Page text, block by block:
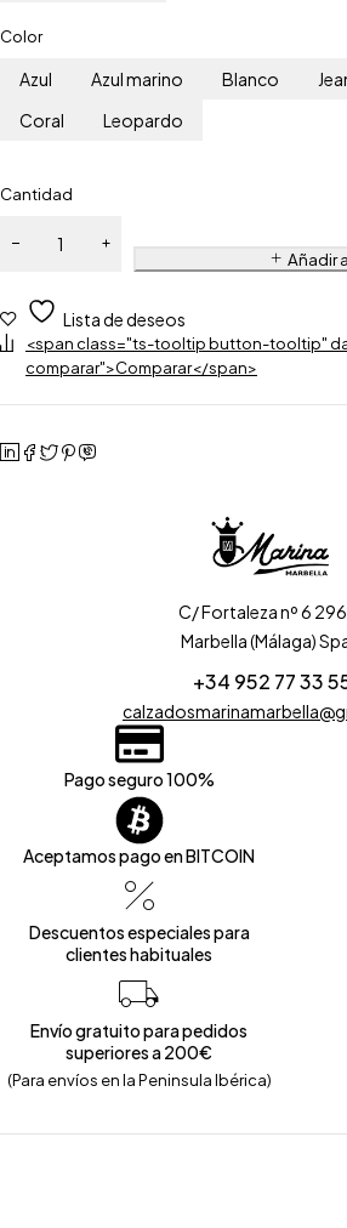
Color
Azul Azul marino Blanco
Coral
Leopardo
Cantidad
Añadir
Lista de deseos
<span class="ts-tooltip button-tooltip"
comparar">Comparar</span>
C/ Fortaleza nº 6
Marbella (Málaga)
+34 952 77 33
Pago seguro 100%
Aceptamos pago en BITCOIN
Descuentos especiales para
clientes habituales
Envío gratuito para pedidos
superiores a 200€
(Para envíos en la Peninsula Ibérica)